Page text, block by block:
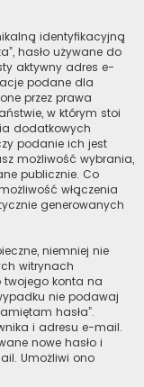
identyfikacyjną
hasło używane do
aktywny adres e-
podane dla
przez prawa
w którym stoi
dodatkowych
podanie ich jest
możliwość wybrania,
publicznie. Co
włączenia
generowanych
niemniej nie
witrynach
twojego konta na
nie podawaj
hasła”.
i adresu e-mail.
nowe hasło i
Umożliwi ono